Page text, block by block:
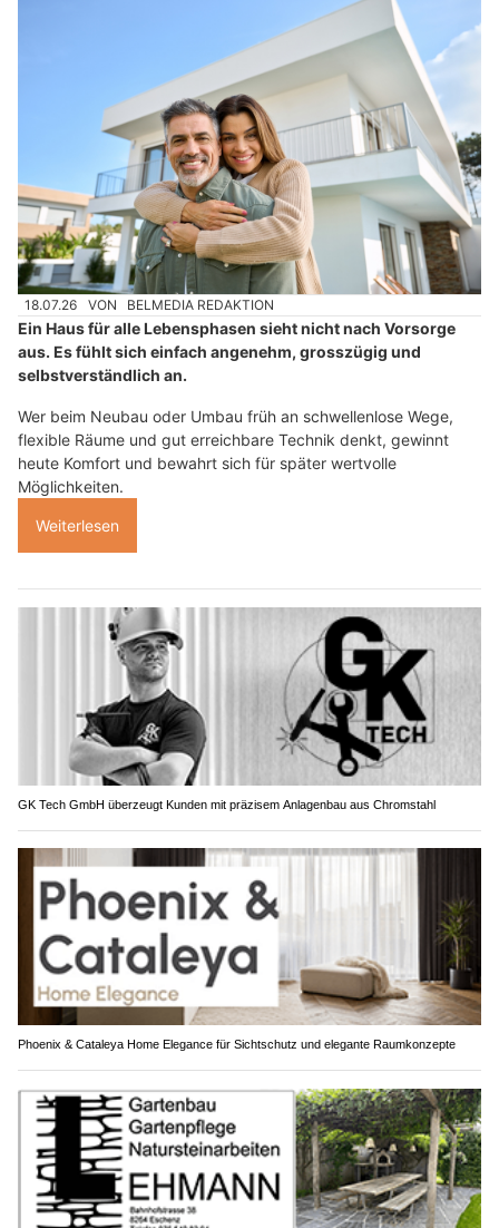
18.07.26 VON BELMEDIA REDAKTION
Ein Haus für alle Lebensphasen sieht nicht nach Vorsorge
aus. Es fühlt sich einfach angenehm, grosszügig und
selbstverständlich an.
Wer beim Neubau oder Umbau früh an schwellenlose Wege,
flexible Räume und gut erreichbare Technik denkt, gewinnt
heute Komfort und bewahrt sich für später wertvolle
Möglichkeiten.
Weiterlesen
GK Tech GmbH überzeugt Kunden mit präzisem Anlagenbau aus Chromstahl
Phoenix & Cataleya Home Elegance für Sichtschutz und elegante Raumkonzepte